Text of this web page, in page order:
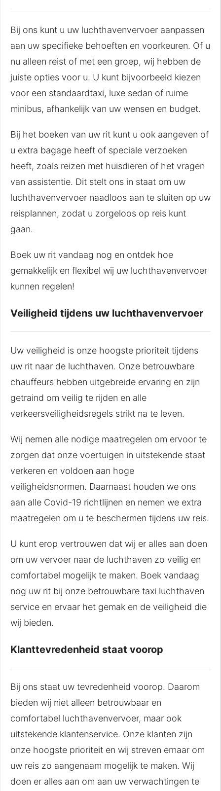
Bij ons kunt u uw luchthavenvervoer aanpassen
aan uw specifieke behoeften en voorkeuren. Of u
nu alleen reist of met een groep, wij hebben de
juiste opties voor u. U kunt bijvoorbeeld kiezen
voor een standaardtaxi, luxe sedan of ruime
minibus, afhankelijk van uw wensen en budget.
Bij het boeken van uw rit kunt u ook aangeven of
u extra bagage heeft of speciale verzoeken
heeft, zoals reizen met huisdieren of het vragen
van assistentie. Dit stelt ons in staat om uw
luchthavenvervoer naadloos aan te sluiten op uw
reisplannen, zodat u zorgeloos op reis kunt
gaan.
Boek uw rit vandaag nog en ontdek hoe
gemakkelijk en flexibel wij uw luchthavenvervoer
kunnen regelen!
Veiligheid tijdens uw luchthavenvervoer
Uw veiligheid is onze hoogste prioriteit tijdens
uw rit naar de luchthaven. Onze betrouwbare
chauffeurs hebben uitgebreide ervaring en zijn
getraind om veilig te rijden en alle
verkeersveiligheidsregels strikt na te leven.
Wij nemen alle nodige maatregelen om ervoor te
zorgen dat onze voertuigen in uitstekende staat
verkeren en voldoen aan hoge
veiligheidsnormen. Daarnaast houden we ons
aan alle Covid-19 richtlijnen en nemen we extra
maatregelen om u te beschermen tijdens uw reis.
U kunt erop vertrouwen dat wij er alles aan doen
om uw vervoer naar de luchthaven zo veilig en
comfortabel mogelijk te maken. Boek vandaag
nog uw rit bij onze betrouwbare taxi luchthaven
service en ervaar het gemak en de veiligheid die
wij bieden.
Klanttevredenheid staat voorop
Bij ons staat uw tevredenheid voorop. Daarom
bieden wij niet alleen betrouwbaar en
comfortabel luchthavenvervoer, maar ook
uitstekende klantenservice. Onze klanten zijn
onze hoogste prioriteit en wij streven ernaar om
uw reis zo aangenaam mogelijk te maken. Wij
doen er alles aan om aan uw verwachtingen te